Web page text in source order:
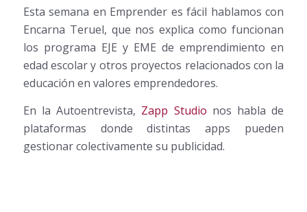
Esta semana en Emprender es fácil hablamos con
Encarna Teruel, que nos explica como funcionan
los programa EJE y EME de emprendimiento en
edad escolar y otros proyectos relacionados con la
educación en valores emprendedores.
En la Autoentrevista, Zapp Studio nos habla de
plataformas donde distintas apps pueden
gestionar colectivamente su publicidad.